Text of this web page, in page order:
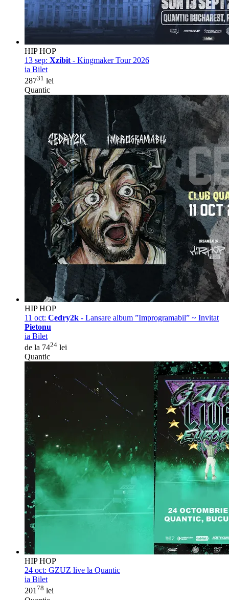
HIP HOP
13 sep: Xzibit - Kingmaker Tour 2026
ia Bilet
28731 lei
Quantic
HIP HOP
11 oct: Cedry2k - Lansare album ”Improgramabil” ~ Invitat
Pietonu
ia Bilet
de la 7424 lei
Quantic
HIP HOP
24 oct: GZUZ live la Quantic
ia Bilet
20178 lei